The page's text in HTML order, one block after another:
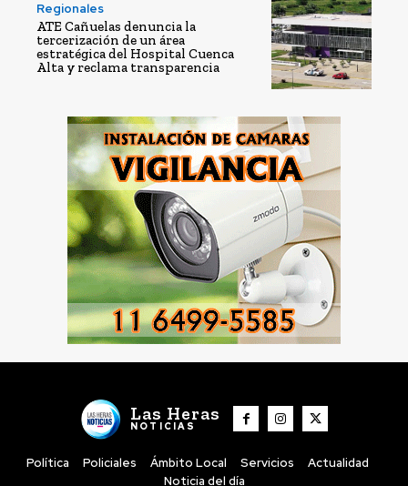
Regionales
ATE Cañuelas denuncia la
tercerización de un área
estratégica del Hospital Cuenca
Alta y reclama transparencia
Las Heras
NOTICIAS
Política Policiales Ámbito Local Servicios
Actualidad
Noticia del día